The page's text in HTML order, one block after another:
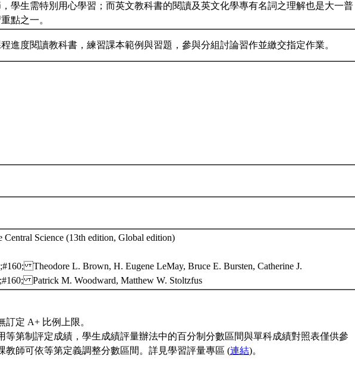
學生需特別用心學習；而英文教科書的閱讀及英文化學專有名詞之理解也是大一普
點之一。
進度閱讀教科書，練習課本範例與習題，參與分組討論習作並繳交指定作業。
Central Science (13th edition, Global edition)
Theodore L. Brown, H. Eugene LeMay, Bruce E. Bursten, Catherine J.
Patrick M. Woodward, Matthew W. Stoltzfus
訂定 A+ 比例上限。
等第制評定成績，學生成績評量辦法中的百分制分數區間與單科成績對照表僅供參
教師可依等第定義調整分數區間。詳見學習評量專區 (連結)。